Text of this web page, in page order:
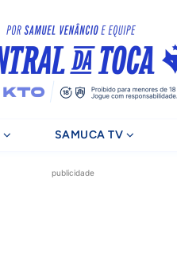
SAMUCA TV
publicidade